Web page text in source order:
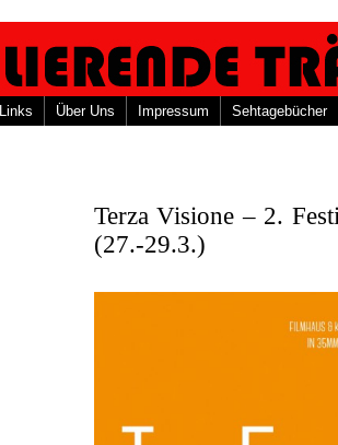
Links Über Uns Impressum Sehtagebücher
Terza Visione – 2.
(27.-29.3.)